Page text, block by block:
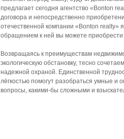
предлагает сегодня агентство «Bonton
договора и непосредственно
отечественной компании «Bonton realty»
обращением к ней вы можете
Возвращаясь к преимуществам
экологическую обстановку, тесно
надежной охраной. Единственной
лёгкостью помогут разобраться умные
вопросы, какими-бы сложными и